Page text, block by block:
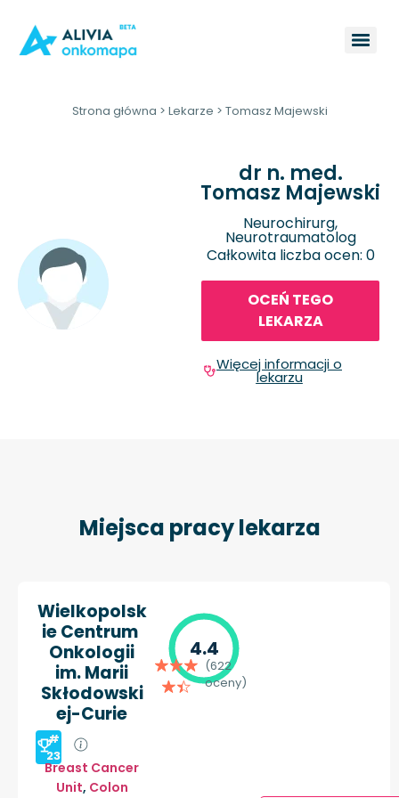
Strona główna > Lekarze > Tomasz Majewski
dr n. med.
Tomasz Majewski
Neurochirurg,
Neurotraumatolog
Całkowita liczba ocen: 0
OCEŃ TEGO
LEKARZA
Więcej informacji o
lekarzu
Miejsca pracy lekarza
Wielkopolsk
ie Centrum
Onkologii
im. Marii
Skłodowski
ej-Curie
#
23
Breast Cancer
Unit, Colon
4.4
(622
oceny)